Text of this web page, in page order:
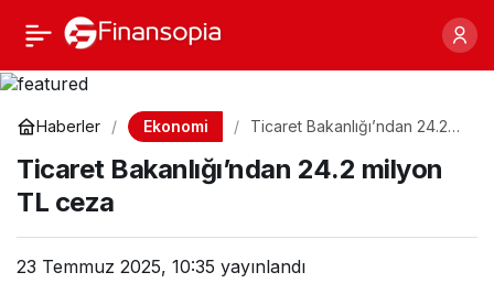
Haberler Ekonomi
Ticaret Bakanlığı’ndan 24.2
Ticaret Bakanlığı’ndan 24.2 milyon
TL ceza
23 Temmuz 2025, 10:35 yayınlandı
Ticaret Bakanlığı’ndan
24.2 milyon TL ceza
Paylaş